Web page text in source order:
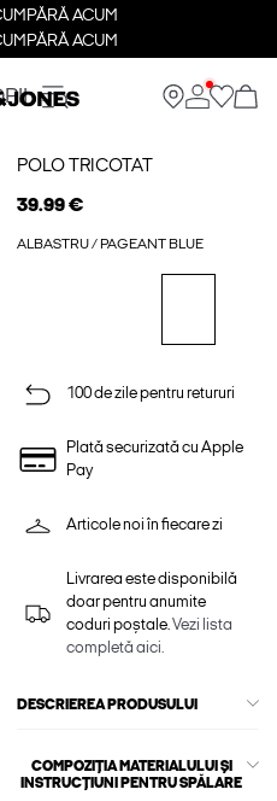
ACUM
ACUM
POLO TRICOTAT
39.99 €
ALBASTRU / PAGEANT BLUE
100 de zile pentru retururi
Plată securizată cu Apple
Pay
Articole noi în fiecare zi
Livrarea este disponibilă
doar pentru anumite
coduri poștale.Vezi lista
completă aici.
DESCRIEREA PRODUSULUI
COMPOZIȚIA MATERIALULUI ȘI
INSTRUCȚIUNI PENTRU SPĂLARE